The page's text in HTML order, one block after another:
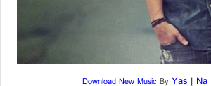
Download New MusicByYas|